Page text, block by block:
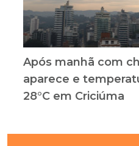
Após manhã com
aparece e
28°C em Criciúma